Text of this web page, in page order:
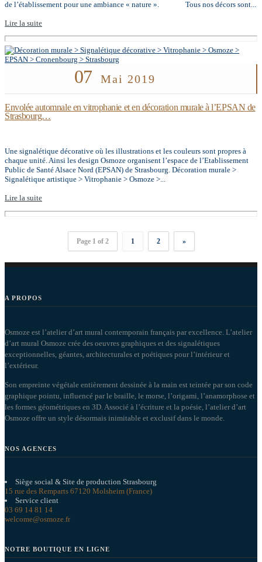
de l’établissement pour une ambiance « nature ». Tous nos décors sont...
Lire la suite
07 Mai 2019
Envolée automnale en vitrophanie et en décoration murale à l’EPSAN de
Strasbourg…
Une signalétique décorative où les illustrations et les couleurs sont propres à
chaque unité. Ainsi les design Osmoze organisent l’espace de l’Etablissement
Public de Santé Alsace Nord (EPSAN) de Strasbourg. Décoration murale >
Signalétique artistique > Vitrophanie > Osmoze >...
Lire la suite
Page 1 of 2 1 2 »
A PROPOS
Osmoze est l’atelier d’art mural contemporain français par excellence. L’atelier
d’art mural Osmoze crée des oeuvres graphiques et des signalétiques
exceptionnelles, géantes, architecturales et poétiques pour l’intérieur et
l’extérieur.
Son empreinte végétale entièrement dessinée à la main est teintée par son code
graphique pointu, influencé par le braille, le morse, l’origami, l’anamorphose et
les formes géométriques en 3D. Associé à l’écriture et la poésie, l’atelier d’art
Osmoze offre un style désormais inimitable et exclusif dans le monde.
NOS AGENCES
Siège social & Site de production Strasbourg
15 rue des Remparts 67120 Molsheim (France)
Service client
03 69 14 81 14
welcome@osmoze.fr
NOTRE BOUTIQUE EN LIGNE